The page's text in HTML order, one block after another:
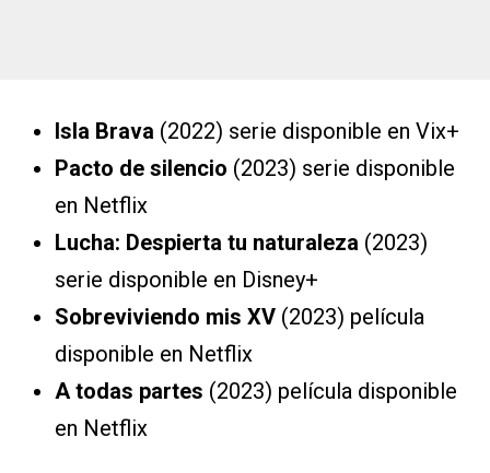
Isla Brava (2022) serie disponible en Vix+
Pacto de silencio (2023) serie disponible
en Netflix
Lucha: Despierta tu naturaleza (2023)
serie disponible en Disney+
Sobreviviendo mis XV (2023) película
disponible en Netflix
A todas partes (2023) película disponible
en Netflix